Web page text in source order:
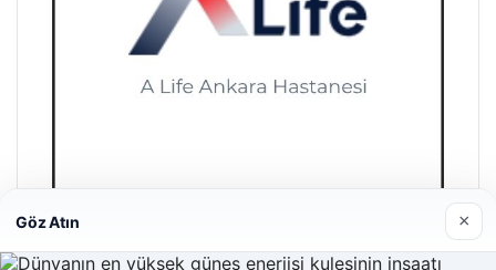
A Life Ankara Hastanesi
27/03/2026
Göz Atın ×